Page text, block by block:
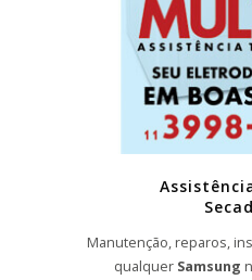
Manutenção, reparos,
qualquer Samsung